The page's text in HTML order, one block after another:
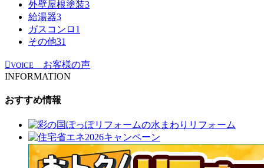
外壁屋根塗装3
給湯器3
ガスコンロ 1
その他31
VOICE
お客様の声
INFORMATION
おすすめ情報